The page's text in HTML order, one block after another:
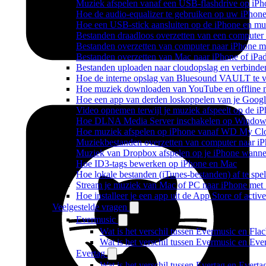
Muziek afspelen vanaf een USB-flashdrive op
Hoe de audio-equalizer te gebruiken op uw
Hoe een USB-stick aansluiten op de iPhone en
Bestanden draadloos overzetten van een
Bestanden overzetten van computer naar iPhone
Bestanden overzetten van Mac naar iPhone of
Bestanden uploaden naar cloudopslag en
Hoe de interne opslag van Bluesound VAULT te
Hoe muziek downloaden van YouTube en offline
Hoe een app van derden loskoppelen van je
Video opnemen terwijl je muziek afspeelt op de
Hoe DLNA Media Server inschakelen op
Hoe muziek afspelen op iPhone vanaf WD My
Muziekbestanden overzetten van computer naar
Muziek van Dropbox afspelen op je iPhone
Hoe ID3-tags bewerken op iPhone en Mac
Hoe lokale bestanden (iTunes-bestanden) af te
Stream je muziek van Mac of PC naar iPhone
Hoe installeer je een app uit de App Store of
Veelgestelde vragen
Evermusic
Wat is het verschil tussen Evermusic en
Wat is het verschil tussen Evermusic en
Evertag